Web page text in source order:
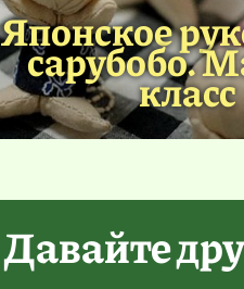
Японское
сарубобо.
класс
Давайте